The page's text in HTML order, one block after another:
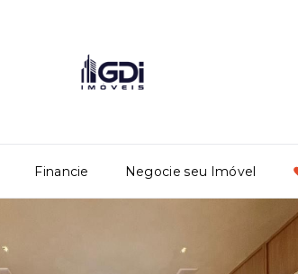
Financie Negocie seu Imóvel